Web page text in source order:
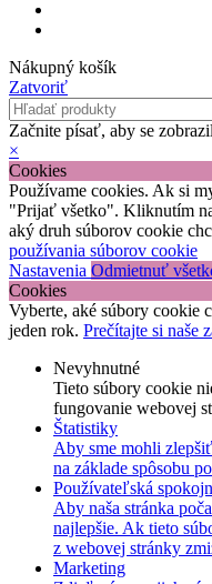
Nákupný košík
Zatvoriť
Začnite písať, aby se
×
Cookies
Používame cookies. Ak si
"Prijať všetko". Kliknutím
aký druh súborov cookie
používania súborov cookie
Nastavenia Odmietnuť
Cookies
Vyberte, aké súbory cookie
jeden rok. Prečítajte si naše
Nevyhnutné
Tieto súbory cookie
fungovanie webovej
Štatistiky
Aby sme mohli
na základe spôsobu
Používateľská
Aby naša stránka
najlepšie. Ak tieto
z webovej stránky
Marketing